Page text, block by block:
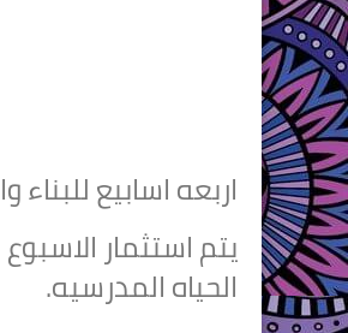
اربعه اسابيع
يتم استثمار
الحياه المدرسيه.